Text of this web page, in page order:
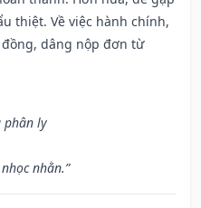
thiệt. Về việc hành chính,
dâng nộp đơn từ
phân ly
nhằn.”